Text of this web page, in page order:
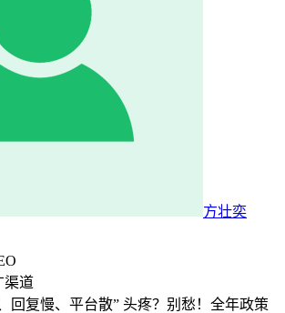
方壮奕
渠道
回复慢、平台散” 头疼？别愁！​ 全年政策